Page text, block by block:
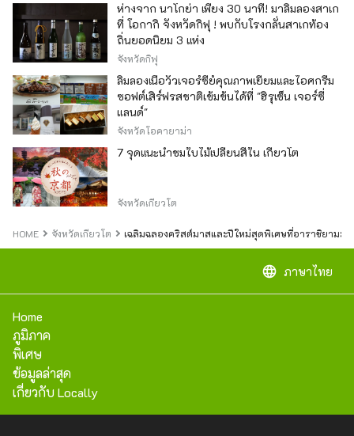
ห่างจาก นาโกย่า เพียง 30 นาที! มาลิ้มลองสาเก
ที่ โอกากิ จังหวัดกิฟุ ! พบกับโรงกลั่นสาเกท้อง
ถิ่นยอดนิยม 3 แห่ง
จังหวัดกิฟุ
ลิ้มลองเนื้อวัวเจอร์ซีย์คุณภาพเยี่ยมและไอศกรีม
ซอฟต์เสิร์ฟรสชาติเข้มข้นได้ที่ "ฮิรุเซ็น เจอร์ซี่
แลนด์"
จังหวัดโอคายาม่า
7 จุดแนะนำชมใบไม้เปลี่ยนสีใน เกียวโต
จังหวัดเกียวโต
HOME จังหวัดเกียวโต เฉลิมฉลองคริสต์มาสและปีใหม่สุดพิเศษที่อาราชิยามะ เ
language ภาษาไทย
Home
ภูมิภาค
พิเศษ
ข้อมูลล่าสุด
เกี่ยวกับ Locally